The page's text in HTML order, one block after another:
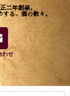
二年創業。
る、酒の数々。
わせ